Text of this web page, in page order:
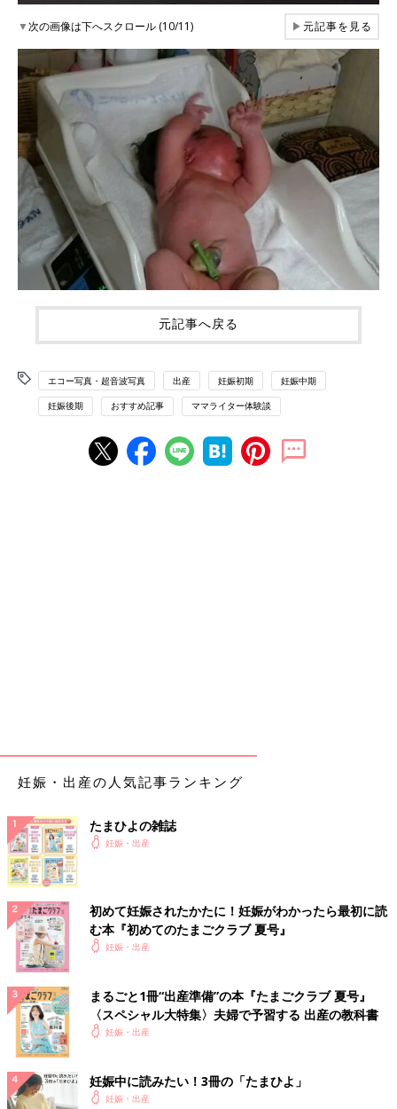
▼次の画像は下へスクロール (10/11) ▶元記事を見る
元記事へ戻る
エコー写真・超音波写真 出産 妊娠初期 妊娠中期
妊娠後期 おすすめ記事 ママライター体験談
妊娠・出産の人気記事ランキング
たまひよの雑誌
妊娠・出産
初めて妊娠されたかたに！妊娠がわかったら最初に読
む本『初めてのたまごクラブ 夏号』
妊娠・出産
まるごと1冊“出産準備”の本『たまごクラブ 夏号』
〈スペシャル大特集〉夫婦で予習する 出産の教科書
妊娠・出産
妊娠中に読みたい！3冊の「たまひよ」
妊娠・出産